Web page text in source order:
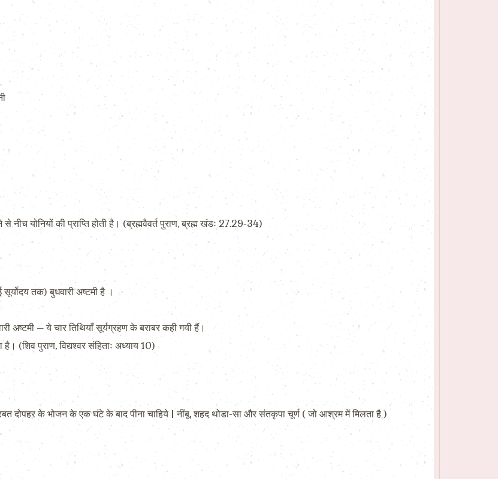
नीच योनियों की प्राप्ति होती है। (ब्रह्मवैवर्त पुराण, ब्रह्म खंडः 27.29-34)
तक) बुधवारी अष्टमी है ।
अष्टमी – ये चार तिथियाँ सूर्यग्रहण के बराबर कही गयी हैं।
है। (शिव पुराण, विद्यश्वर संहिताः अध्याय 10)
दोपहर के भोजन के एक घंटे के बाद पीना चाहिये | नींबू, शहद थोडा-सा और संतकृपा चूर्ण ( जो आश्रम में मिलता है )